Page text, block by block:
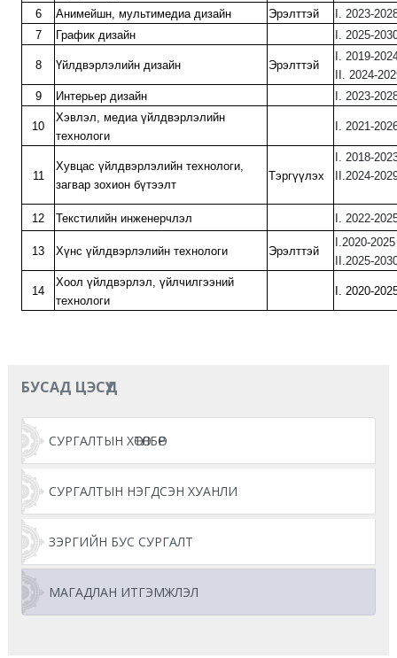
6
Анимейшн, мультимедиа дизайн Эрэлттэй
I. 2023-
7
График дизайн I. 2025-
8 Үйлдвэрлэлийн дизайн Эрэлттэй
I.
II. 2024-
9
Интерьер дизайн I. 2023-
10
Хэвлэл, медиа үйлдвэрлэлийн
технологи
I.
11
Хувцас үйлдвэрлэлийн технологи,
загвар зохион бүтээлт
Тэргүүлэх
I.
12 Текстилийн инженерчлэл I.
13 Хүнс үйлдвэрлэлийн технологи Эрэлттэй
II.2025-
14
Хоол үйлдвэрлэл, үйлчилгээний
технологи
I.
БУСАД ЦЭСҮҮД
СУРГАЛТЫН ХӨТӨЛБӨР
СУРГАЛТЫН НЭГДСЭН ХУАНЛИ
ЗЭРГИЙН БУС СУРГАЛТ
МАГАДЛАН ИТГЭМЖЛЭЛ